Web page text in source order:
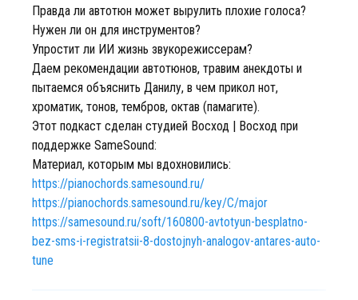
Правда ли автотюн может вырулить плохие голоса?
Нужен ли он для инструментов?
Упростит ли ИИ жизнь звукорежиссерам?
Даем рекомендации автотюнов, травим анекдоты и
пытаемся объяснить Данилу, в чем прикол нот,
хроматик, тонов, тембров, октав (памагите).
Этот подкаст сделан студией Восход | Восход при
поддержке SameSound:
Материал, которым мы вдохновились:
https://pianochords.samesound.ru/
https://pianochords.samesound.ru/key/C/major
https://samesound.ru/soft/160800-avtotyun-besplatno-
bez-sms-i-registratsii-8-dostojnyh-analogov-antares-auto-
tune